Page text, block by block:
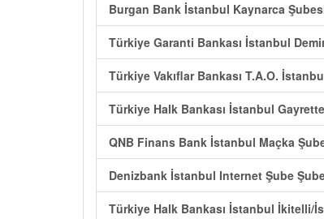
Burgan Bank İstanbul Kaynarca
Türkiye Garanti Bankası İstanbul
Türkiye Vakıflar Bankası T.A.O.
Türkiye Halk Bankası İstanbul
QNB Finans Bank İstanbul Maçka
Denizbank İstanbul Internet Şube
Türkiye Halk Bankası İstanbul İkitelli/